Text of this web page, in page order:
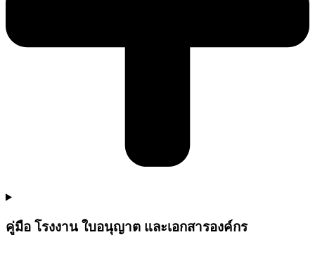
คู่มือ โรงงาน ใบอนุญาต และเอกสารองค์กร